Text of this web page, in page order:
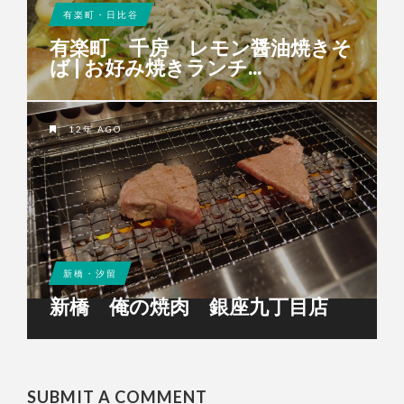
有楽町・日比谷
有楽町 千房 レモン醤油焼きそ
ば | お好み焼きランチ...
12年 AGO
新橋・汐留
新橋 俺の焼肉 銀座九丁目店
SUBMIT A COMMENT